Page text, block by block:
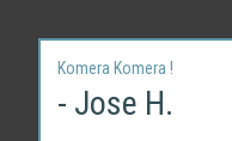
Komera Komera !
- Jose H.